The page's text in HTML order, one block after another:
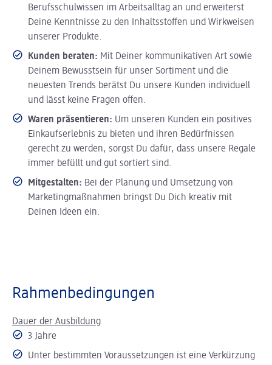
Berufsschulwissen im Arbeitsalltag an und erweiterst
Deine Kenntnisse zu den Inhaltsstoffen und Wirkweisen
unserer Produkte.
Kunden beraten: Mit Deiner kommunikativen Art sowie
Deinem Bewusstsein für unser Sortiment und die
neuesten Trends berätst Du unsere Kunden individuell
und lässt keine Fragen offen.
Waren präsentieren: Um unseren Kunden ein positives
Einkaufserlebnis zu bieten und ihren Bedürfnissen
gerecht zu werden, sorgst Du dafür, dass unsere Regale
immer befüllt und gut sortiert sind.
Mitgestalten: Bei der Planung und Umsetzung von
Marketingmaßnahmen bringst Du Dich kreativ mit
Deinen Ideen ein.
Rahmenbedingungen
Dauer der Ausbildung
3 Jahre
Unter bestimmten Voraussetzungen ist eine Verkürzung